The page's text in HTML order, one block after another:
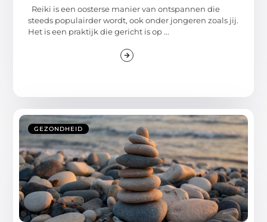
Reiki is een oosterse manier van ontspannen die
steeds populairder wordt, ook onder jongeren zoals jij.
Het is een praktijk die gericht is op ...
GEZONDHEID